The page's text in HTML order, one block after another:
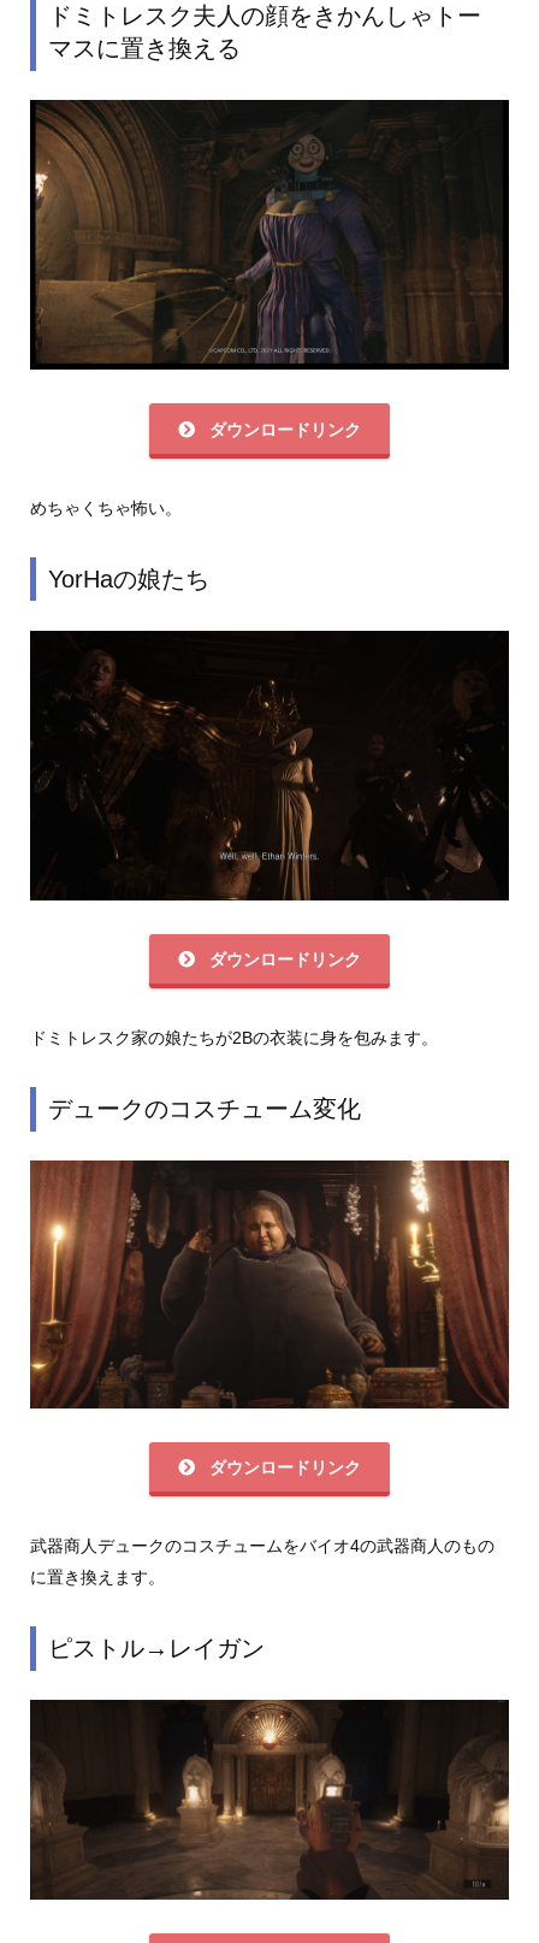
ドミトレスク夫人の顔をきかんしゃトー
マスに置き換える
ダウンロードリンク
めちゃくちゃ怖い。
YorHaの娘たち
ダウンロードリンク
ドミトレスク家の娘たちが2Bの衣装に身を包みます。
デュークのコスチューム変化
ダウンロードリンク
武器商人デュークのコスチュームをバイオ4の武器商人のもの
に置き換えます。
ピストル→レイガン